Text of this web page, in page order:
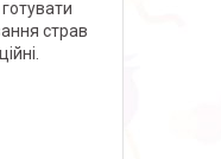
страв